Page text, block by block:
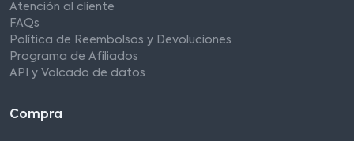
Atención al cliente
FAQs
Política de Reembolsos y Devoluciones
Programa de Afiliados
API y Volcado de datos
Compra